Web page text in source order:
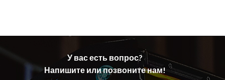
У вас есть вопрос?
Напишите или позвоните нам!